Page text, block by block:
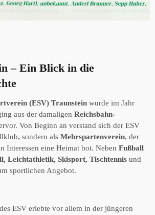
– Ein Blick in die
(ESV) Traunstein wurde im Jahr
aus der damaligen Reichsbahn-
Von Beginn an verstand sich der ESV
sondern als Mehrspartenverein, der
Interessen eine Heimat bot. Neben Fußball
Leichtathletik, Skisport, Tischtennis und
sportlichen Angebot.
ESV erlebte vor allem in der jüngeren